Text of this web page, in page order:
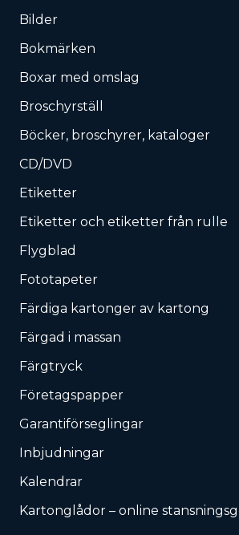
Bilder
Bokmärken
Boxar med omslag
Broschyrställ
Böcker, broschyrer, kataloger
CD/DVD
Etiketter
Etiketter och etiketter från rulle
Flygblad
Fototapeter
Färdiga kartonger av kartong
Färgad i massan
Färgtryck
Företagspapper
Garantiförseglingar
Inbjudningar
Kalendrar
Kartonglådor – online